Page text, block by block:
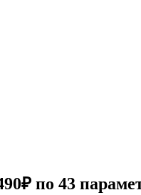
по 43